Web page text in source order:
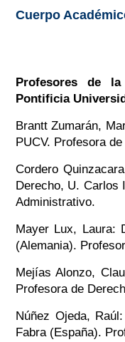
Cuerpo
Profesores de
Pontificia
Brantt Zumarán,
PUCV. Profesora
Cordero
Derecho, U. Carlos
Administrativo.
Mayer Lux, Laura:
(Alemania).
Mejías Alonzo,
Profesora de
Núñez Ojeda,
Fabra (España).